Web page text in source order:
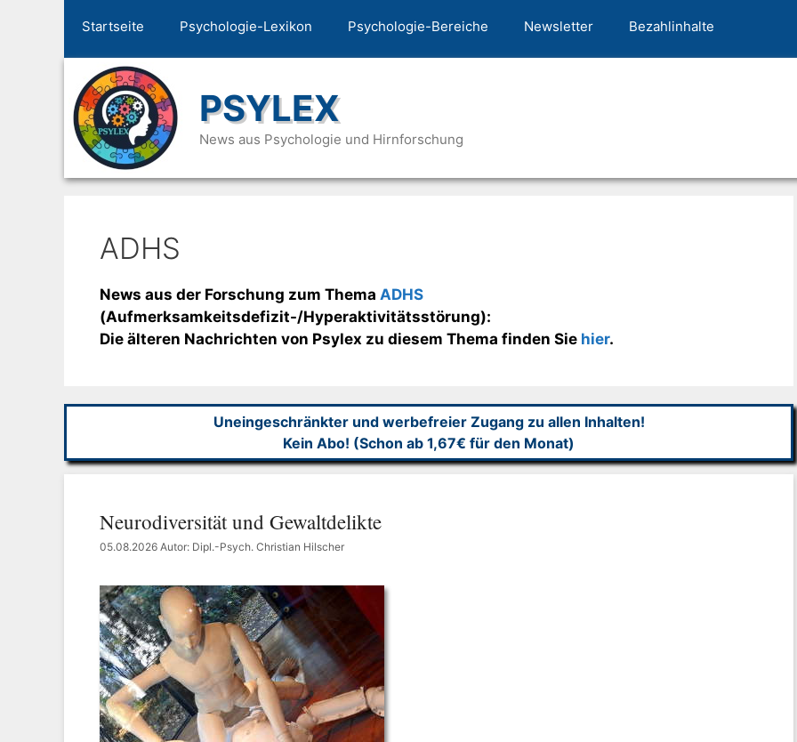
Startseite Psychologie-Lexikon Psychologie-Bereiche Newsletter Bezahlinhalte
PSYLEX
News aus Psychologie und Hirnforschung
ADHS
News aus der Forschung zum Thema ADHS
(Aufmerksamkeitsdefizit-/Hyperaktivitätsstörung):
Die älteren Nachrichten von Psylex zu diesem Thema finden Sie hier.
Uneingeschränkter und werbefreier Zugang zu allen Inhalten!
Kein Abo! (Schon ab 1,67€ für den Monat)
Neurodiversität und Gewaltdelikte
05.08.2026 Autor: Dipl.-Psych. Christian Hilscher